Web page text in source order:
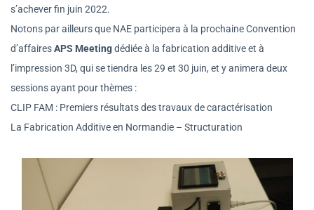
s’achever fin juin 2022.
Notons par ailleurs que NAE participera à la prochaine Convention
d’affairesAPS Meetingdédiée à la fabrication additive et à
l’impression 3D, qui se tiendra les 29 et 30 juin, et y animera deux
sessions ayant pour thèmes :
CLIP FAM : Premiers résultats des travaux de caractérisation
La Fabrication Additive en Normandie – Structuration